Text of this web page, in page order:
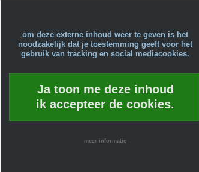
om deze externe inhoud weer te geven is het
noodzakelijk dat je toestemming geeft voor het
gebruik van tracking en social mediacookies.
Ja toon me deze inhoud
ik accepteer de cookies.
meer informatie